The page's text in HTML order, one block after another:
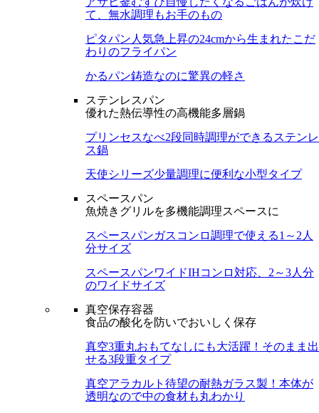
て、無水調理もお手のもの
ピタパン 人気急上昇の24cmから生まれたこだ
わりのフライパン
かるパン鋳造なのに驚異の軽さ
ステンレスパン
優れた熱伝導性の高機能多層鍋
プリンセスなべ2段同時調理ができるステンレ
ス鍋
天使シリーズ少量調理に便利な小型タイプ
スペースパン
魚焼きグリルを多機能調理スペースに
スペースパンガスコンロ調理で使える1～2人
分サイズ
スペースパンワイドIHコンロ対応、2～3人分
のワイドサイズ
真空保存容器
食品の酸化を防いでおいしく保存
真空3重丸おもてなしにも大活躍！そのまま出
せる3段重タイプ
真空アラカルト 待望の耐熱ガラス製！本体が
透明なので中の食材も丸わかり